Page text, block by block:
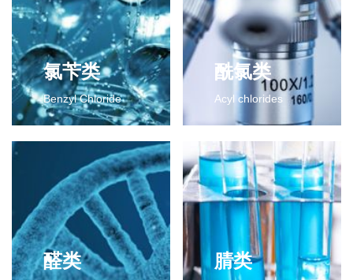
氯苄类
Benzyl Chloride
氯苄类
2-氯-4-氟二氯甲苯
2-氯-4-氟三氯甲苯
更多>>
酰氯类
Acyl chlorides
酰氯类
2-氯-4-氟苯甲酰氯
2,6-二氯苯甲酰氯
2,3-二氯苯甲酰氯
间氯苯甲酰氯
间氟苯甲酰氯
2-氯代异丁酰氯
对甲基苯甲酰氯
醛类 腈类